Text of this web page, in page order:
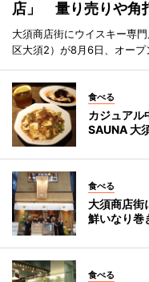
店」 量り売りや角
大須商店街にウイスキー専
区大須2）が8月6日、オープ
食べる
カジュア
SAUNA 大
食べる
大須商店
鮮いなり巻
食べる